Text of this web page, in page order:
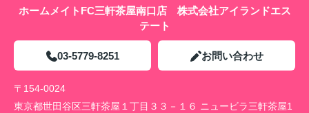
ホームメイトFC三軒茶屋南口店 株式会社アイランドエス
テート
03-5779-8251 お問い合わせ
〒154-0024
東京都世田谷区三軒茶屋１丁目３３－１６ ニュービラ三軒茶屋1